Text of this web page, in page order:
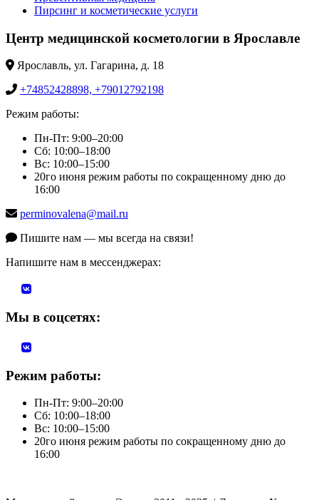
Пирсинг и косметические услуги
Центр медицинской косметологии в Ярославле
Ярославль, ул. Гагарина, д. 18
+74852428898, +79012792198
Режим работы:
Пн-Пт: 9:00–20:00
Сб: 10:00–18:00
Вс: 10:00–15:00
20го июня режим работы по сокращенному дню до
16:00
perminovalena@mail.ru
Пишите нам — мы всегда на связи!
Напишите нам в мессенджерах:
Мы в соцсетях:
Режим работы:
Пн-Пт: 9:00–20:00
Сб: 10:00–18:00
Вс: 10:00–15:00
20го июня режим работы по сокращенному дню до
16:00